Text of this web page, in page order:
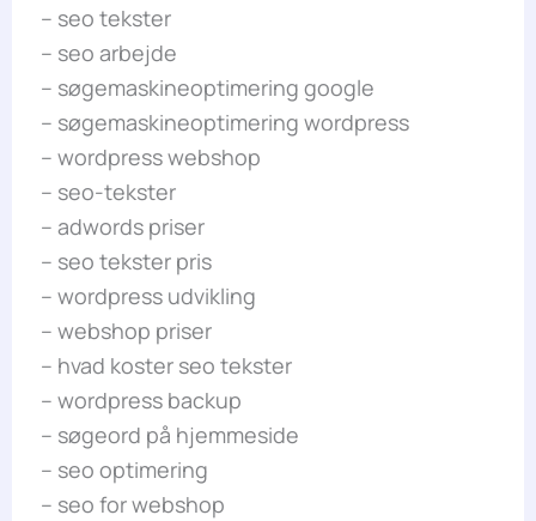
– seo tekster
– seo arbejde
– søgemaskineoptimering google
– søgemaskineoptimering wordpress
– wordpress webshop
– seo-tekster
– adwords priser
– seo tekster pris
– wordpress udvikling
– webshop priser
– hvad koster seo tekster
– wordpress backup
– søgeord på hjemmeside
– seo optimering
– seo for webshop